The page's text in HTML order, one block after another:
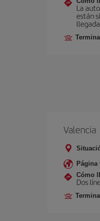
La
están
Valencia
Página
Cómo
Dos